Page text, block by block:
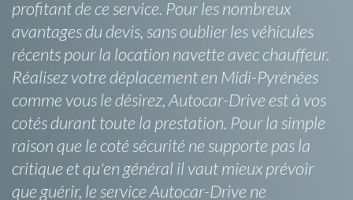
profitant de ce service. Pour les nombreux
avantages du devis, sans oublier les véhicules
récents pour la location navette avec chauffeur.
Réalisez votre déplacement en Midi-Pyrénées
comme vous le désirez, Autocar-Drive est à vos
cotés durant toute la prestation. Pour la simple
raison que le coté sécurité ne supporte pas la
critique et qu'en général il vaut mieux prévoir
que guérir, le service Autocar-Drive ne